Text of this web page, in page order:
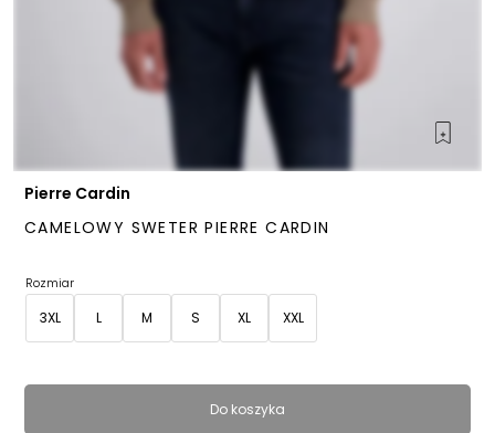
Pierre Cardin
CAMELOWY SWETER PIERRE CARDIN
Rozmiar
3XL L M S XL XXL
Do koszyka